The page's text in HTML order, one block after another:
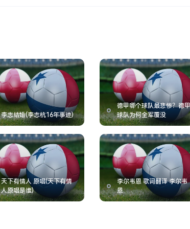
李志结婚(李志杭16年事迹)
德甲哪个球队最悲惨？德甲
球队为何全军覆没
天下有情人 原唱(天下有情
人原唱是谁)
李尔韦恩 歌词翻译 李尔韦
恩